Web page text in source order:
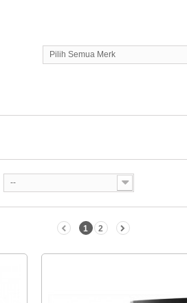
Pilih Semua Merk
--
1 2